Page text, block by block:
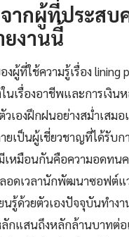
ากผู้ที่ประสบ
ยงานนี้
งผู้ที่ใช้ความรู้เรื่อง lining
ในเรื่องอาชีพและการเงิน
เองฝึกฝนอย่างสม่ำเสม
เป็นผู้เชี่ยวชาญที่ได้รับก
เหมือนกันคือความอดทน
ลอดเวลานักพัฒนาซอฟต์แ
นรู้ด้วยตัวเองปัจจุบันทำง
กแสนถึงหลักล้านบาทต่อ